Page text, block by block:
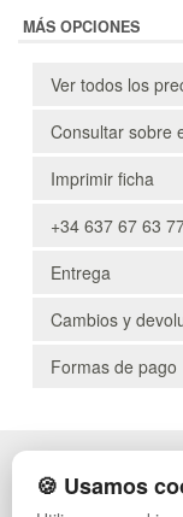
MÁS OPCIONES
Ver todos los
Consultar sobre
Imprimir ficha
+34 637 67 63
Entrega
Cambios y
Formas de pago
POLÍTICA DE
CONDICIONES DE
🍪 Usamos